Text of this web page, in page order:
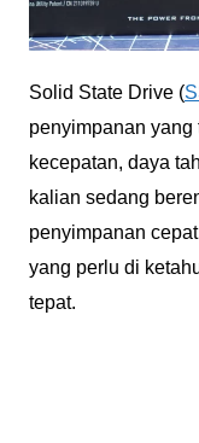
Solid State Drive (
penyimpanan yang
kecepatan, daya
kalian sedang
penyimpanan
yang perlu di
tepat.